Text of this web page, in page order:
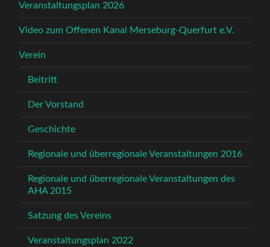
Veranstaltungsplan 2026
Video zum Offenen Kanal Merseburg-Querfurt e.V.
Verein
Beitritt
Der Vorstand
Geschichte
Regionale und überregionale Veranstaltungen 2016
Regionale und überregionale Veranstaltungen des
AHA 2015
Satzung des Vereins
Veranstaltungsplan 2022